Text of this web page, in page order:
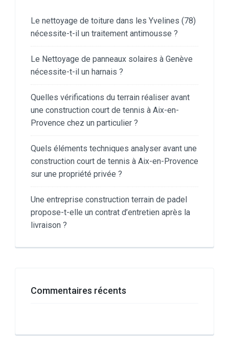
Le nettoyage de toiture dans les Yvelines (78)
nécessite-t-il un traitement antimousse ?
Le Nettoyage de panneaux solaires à Genève
nécessite-t-il un harnais ?
Quelles vérifications du terrain réaliser avant
une construction court de tennis à Aix-en-
Provence chez un particulier ?
Quels éléments techniques analyser avant une
construction court de tennis à Aix-en-Provence
sur une propriété privée ?
Une entreprise construction terrain de padel
propose-t-elle un contrat d’entretien après la
livraison ?
Commentaires récents